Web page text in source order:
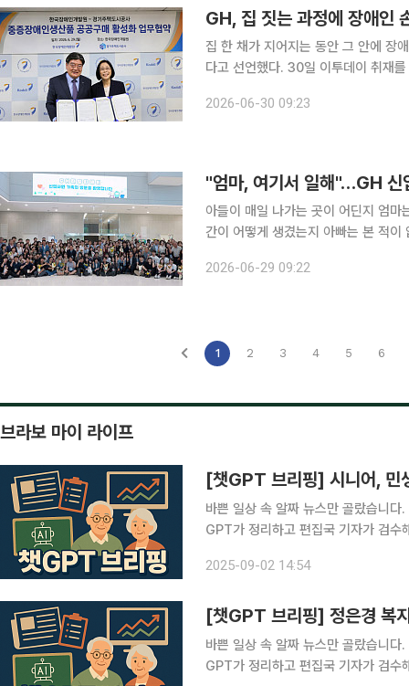
집 한 채가 지어지는 동안 그 안에 장
다고 선언했다. 30일 이투데이 취재를 종합하면 GH는 29일 서울 영등포 한국장애인개발원에서 중
을 체결했다. 이번 협약은 출
2026-06-30 09:23
"엄마, 여기서 일해"…GH 신
아들이 매일 나가는 곳이 어딘지 엄
간이 어떻게 생겼는지 아빠는 본 적이
신입직원들과 부모 등 가족 130여명
2026-06-29 09:22
1 2 3 4 5 6
브라보 마이 라이프
[챗GPT 브리핑] 시니어, 민
바쁜 일상 속 알짜 뉴스만 골랐습니다
GPT가 정리하고 편집국 기자가 검수해 전해드립니다. ◆민생쿠폰
2000만 건을 분석한 결과, 민생회복
2025-09-02 14:54
[챗GPT 브리핑] 정은경 복
바쁜 일상 속 알짜 뉴스만 골랐습니다
GPT가 정리하고 편집국 기자가 검수해 전해드립니다. ◆정은경 복